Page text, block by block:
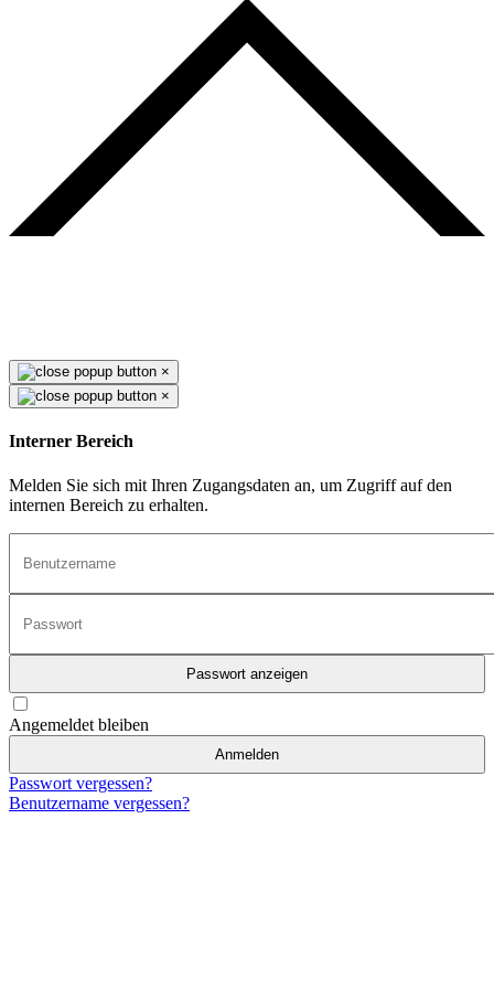
×
×
Interner Bereich
Melden Sie sich mit Ihren Zugangsdaten an, um Zugriff auf den
internen Bereich zu erhalten.
Passwort anzeigen
Angemeldet bleiben
Anmelden
Passwort vergessen?
Benutzername vergessen?